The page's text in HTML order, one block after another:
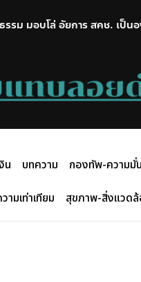
รม มอบโล่ อัยการ สคช. เป็
น บทความ กองทัพ-ความมั่
มเท่าเทียม สุขภาพ-สิ่งแวด